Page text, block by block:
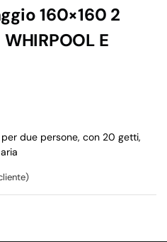
160×160 2
E
due persone, con 20 getti,